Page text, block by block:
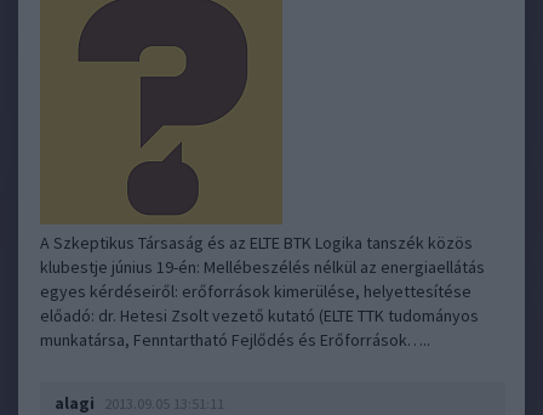
A Szkeptikus Társaság és az ELTE BTK Logika tanszék közös
klubestje június 19-én: Mellébeszélés nélkül az energiaellátás
egyes kérdéseiről: erőforrások kimerülése, helyettesítése
előadó: dr. Hetesi Zsolt vezető kutató (ELTE TTK tudományos
munkatársa, Fenntartható Fejlődés és Erőforrások…..
alagi 2013.09.05 13:51:11